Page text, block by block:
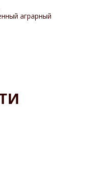
аграрный